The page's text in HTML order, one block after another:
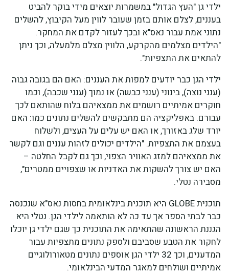
ילדי גן "העץ הגדול" במשמרות יוצאים מידי בוקר להביט
בעננים, לצלם אותם בזמן שעובר לווין מעל הקיבוץ, להשלים
נתוני אמת עבור נאס"א ובכך לעזור לקדם את המחקר.
"הילדים מצלמים מהקרקע, הלווין מצלם מלמעלה, וכך ניתן
להתאים את התצפיות".
ילדי הגן כבר יודעים למפות את העננים: האם הם בגובה גבוה
(ענני נוצה), בינוני (ענני כבשה) או נמוך (ענני שכבה), וכמו
חוקרים אמיתיים רושמים את ממצאיהם בלוח שהותאם לכך
עבורם. באפליקציה הם מתבקשים להשלים נתונים כמו: האם
יורד שלג באזורך, או האם יש עלים על העצים, ולשלוח
בעצמם את התצפיות. "הילדים יכולים לזהות עננים וגם לקשר
את ממצאיהם למזג האוויר הצפוי, וכך גם לקבל החלטה –
האם יש צורך להשקות את האדניות או שצפויים ממטרים",
מסבירה נטלי.
תוכנית GLOBE היא תוכנית בינלאומית בחסות נאס"א שנכנסה
כבר לבתי הספר אך עד כה לא הותאמה לילדי הגן. נטלי היא
הגננת הראשונה שהתאימה את התוכנית כך שגם ילדי גן יוכלו
לחקור את הטבע שסביבם ולספק נתונים מתצפיות עבור
המדענים, וכך 32 ילדי הגן אוספים נתונים מטאורולוגיים
אמיתיים ושולחים למאגר המדעי הבינלאומי.